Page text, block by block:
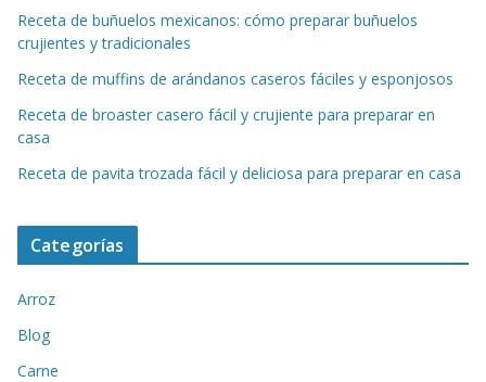
Receta de buñuelos mexicanos: cómo preparar buñuelos
crujientes y tradicionales
Receta de muffins de arándanos caseros fáciles y esponjosos
Receta de broaster casero fácil y crujiente para preparar en
casa
Receta de pavita trozada fácil y deliciosa para preparar en casa
Categorías
Arroz
Blog
Carne